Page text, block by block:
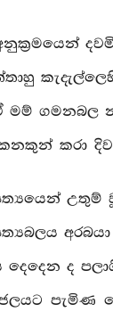
කැදැල්ලෙහි
මම් ගමනබල
කරා
උතුම්
අරබයා
ද
ජලයට